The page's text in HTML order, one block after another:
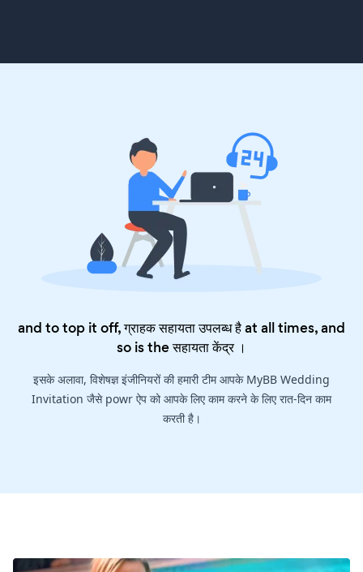
and to top it off, ग्राहक सहायता उपलब्ध है at all times, and
so is theसहायता केंद्र।
इसके अलावा, विशेषज्ञ इंजीनियरों की हमारी टीम आपके MyBB Wedding
Invitation जैसे powr ऐप को आपके लिए काम करने के लिए रात-दिन काम
करती है।